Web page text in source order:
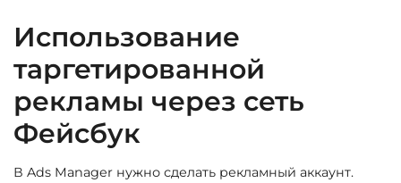
Использование
таргетированной
рекламы через сеть
Фейсбук
В Ads Manager нужно сделать рекламный аккаунт.